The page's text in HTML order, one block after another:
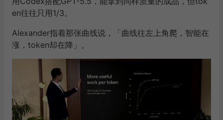
这么说吧，GPT-5.5每个token里塞进的智能，比任何一
个前沿模型都多。
用Codex搭配GPT-5.5，能拿到同样质量的成品，但tok
en往往只用1/3。